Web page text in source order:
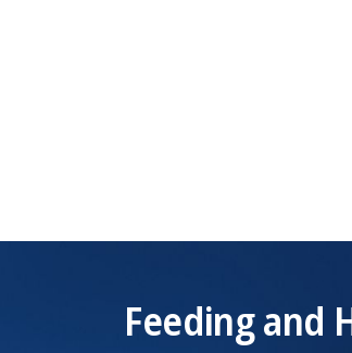
Feeding and